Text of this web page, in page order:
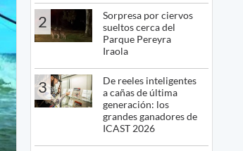
2
Sorpresa por ciervos
sueltos cerca del
Parque Pereyra
Iraola
3
De reeles inteligentes
a cañas de última
generación: los
grandes ganadores de
ICAST 2026